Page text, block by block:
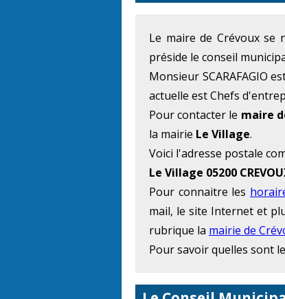
Le maire de Crévoux se
préside le conseil
Monsieur SCARAFAGIO
actuelle est Chefs
Pour contacter le maire
la mairie Le Village.
Voici l'adresse postale
Le Village 05200
Pour connaitre les
mail, le site Internet et
rubrique la mairie de
Pour savoir quelles sont